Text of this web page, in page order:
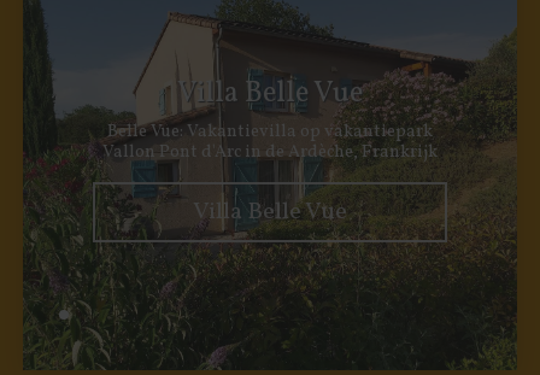
Villa Belle Vue
Belle Vue: Vakantievilla op vakantiepark
Vallon Pont d'Arc in de Ardèche, Frankrijk
Villa Belle Vue